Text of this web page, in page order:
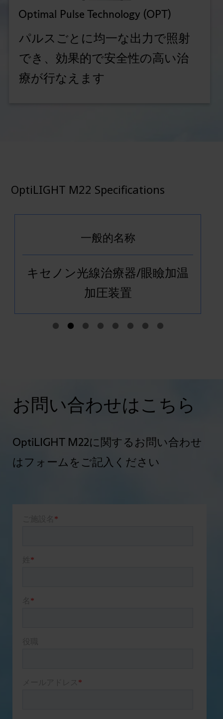
Optimal Pulse Technology (OPT)
パルスごとに均一な出力で照射
でき、効果的で安全性の高い治
療が行なえます
OptiLIGHT M22 Specifications
一般的名称
キセノン光線治療器/眼瞼加温
加圧装置
お問い合わせはこちら
OptiLIGHT M22に関するお問い合わせ
はフォームをご記入ください